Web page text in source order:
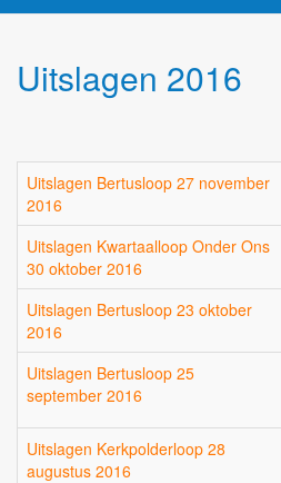
Uitslagen 2016
Uitslagen Bertusloop 27 november
2016
Uitslagen Kwartaalloop Onder Ons
30 oktober 2016
Uitslagen Bertusloop 23 oktober
2016
Uitslagen Bertusloop 25
september 2016
Uitslagen Kerkpolderloop 28
augustus 2016